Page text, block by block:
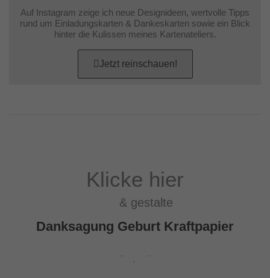
Auf Instagram zeige ich neue Designideen, wertvolle Tipps
rund um Einladungskarten & Dankeskarten sowie ein Blick
hinter die Kulissen meines Kartenateliers.
Jetzt reinschauen!
Klicke hier
& gestalte
Danksagung Geburt Kraftpapier